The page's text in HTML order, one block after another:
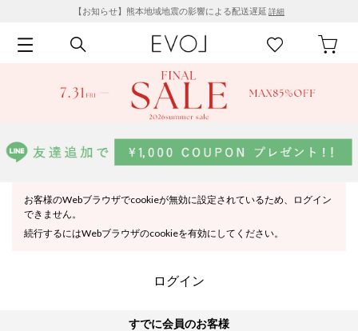
【お知らせ】熊本地域地震の影響による配送遅延 詳細
お客様のWebブラウザでcookieが無効に設定されているため、ログイン
できません。
続行するにはWebブラウザのcookieを有効にしてください。
ログイン
すでに会員のお客様